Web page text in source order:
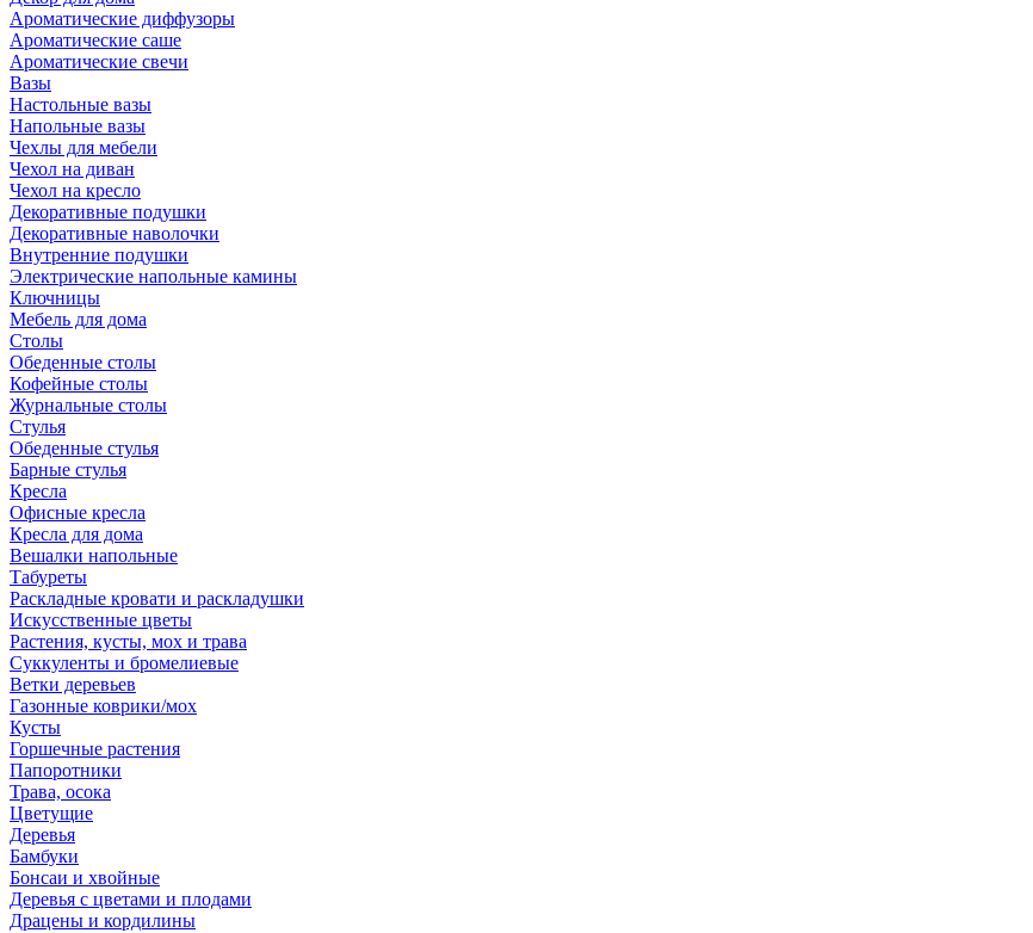
Ароматические диффузоры
Ароматические саше
Ароматические свечи
Вазы
Настольные вазы
Напольные вазы
Чехлы для мебели
Чехол на диван
Чехол на кресло
Декоративные подушки
Декоративные наволочки
Внутренние подушки
Электрические напольные камины
Ключницы
Мебель для дома
Столы
Обеденные столы
Кофейные столы
Журнальные столы
Стулья
Обеденные стулья
Барные стулья
Кресла
Офисные кресла
Кресла для дома
Вешалки напольные
Табуреты
Раскладные кровати и раскладушки
Искусственные цветы
Растения, кусты, мох и трава
Суккуленты и бромелиевые
Ветки деревьев
Газонные коврики/мох
Кусты
Горшечные растения
Папоротники
Трава, осока
Цветущие
Деревья
Бамбуки
Бонсаи и хвойные
Деревья с цветами и плодами
Драцены и кордилины